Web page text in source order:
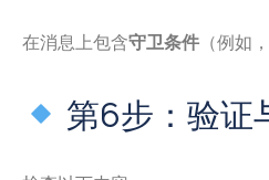
在消息上包含守卫条件 （例如，
第6步：验证